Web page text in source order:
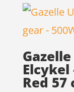
Elcykel
Red